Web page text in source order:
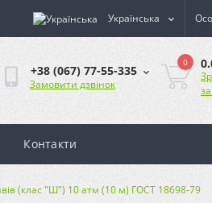
Українська
+38 (067) 77-55-335
Замовити дзвінок
0
Контакти
(клас "Ш") 10 атм (10 м) ГОСТ 18698-79